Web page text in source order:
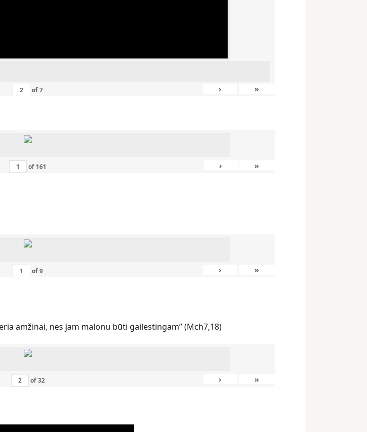
of7 › »
of 161 › »
of9 › »
amžinai, nes jam malonu būti gailestingam” (Mch7,18)
of32 › »